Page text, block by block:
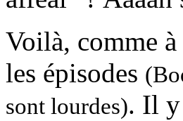
Voilà, comme
les épisodes
sont lourdes). Il y